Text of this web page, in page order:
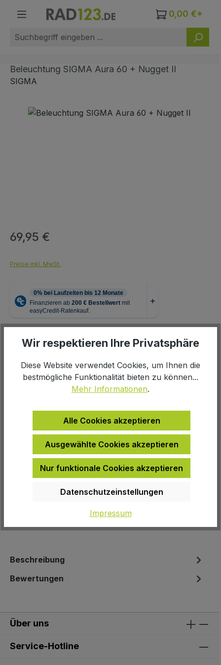
Zum Hauptinhalt springen 0,00 €*
Beleuchtung SIGMA Aura 60 + Nugget II
SIGMA
Bildergalerie überspringen
Regulärer Preis:
69,95 €
Preise inkl. MwSt.
schwarz
Produkt Anzahl: Gib den
In den Warenkorb
Zur Wunschliste hinzufügen
Produktnummer:16023
070-28032
Beschreibung
Bewertungen
Über uns
Service-Hotline
Wir respektieren Ihre Privatsphäre
Diese Website verwendet Cookies, um Ihnen die
bestmögliche Funktionalität bieten zu können...
Mehr Informationen.
Alle Cookies akzeptieren
Ausgewählte Cookies akzeptieren
Nur funktionale Cookies akzeptieren
Datenschutzeinstellungen
Impressum